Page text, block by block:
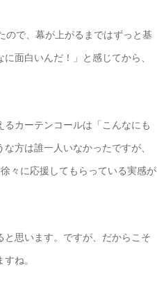
ので、幕が上がるまではずっと基
面白いんだ！」と感じてから、
カーテンコールは「こんなにも
方は誰一人いなかったですが、
々に応援してもらっている実感が
思います。ですが、だからこそ
ね。